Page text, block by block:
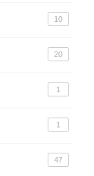
10
20
1
1
47